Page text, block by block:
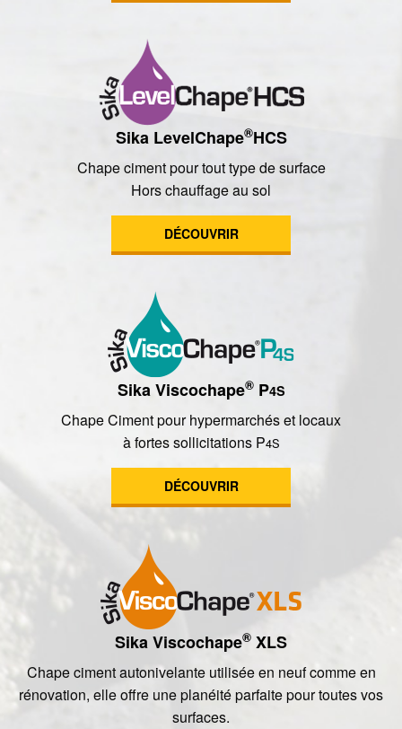
Sika LevelChape®HCS
Chape ciment pour tout type de surface
Hors chauffage au sol
DÉCOUVRIR
Sika Viscochape®P4S
Chape Ciment pour hypermarchés et locaux
à fortes sollicitations P4S
DÉCOUVRIR
Sika Viscochape® XLS
Chape ciment autonivelante utilisée en neuf comme en
rénovation, elle offre une planéité parfaite pour toutes vos
surfaces.